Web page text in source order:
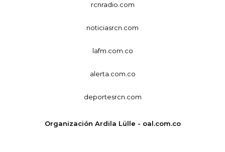
rcnradio.com
noticiasrcn.com
lafm.com.co
alerta.com.co
deportesrcn.com
Organización Ardila Lülle - oal.com.co